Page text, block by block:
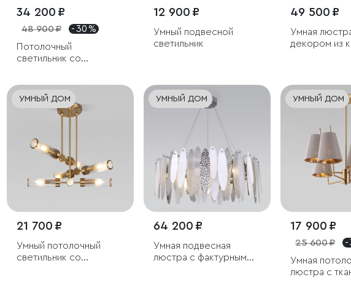
34 200 ₽
48 900 ₽
- 30 %
Потолочный
светильник со
12 900 ₽
Умный подвесной
светильник
49 500 ₽
Умная
декором из
УМНЫЙ ДОМ
21 700 ₽
Умный потолочный
светильник со
УМНЫЙ ДОМ
64 200 ₽
Умная подвесная
люстра с фактурным
УМНЫЙ ДОМ
17 900 ₽
25 600 ₽
-
Умная
люстра с